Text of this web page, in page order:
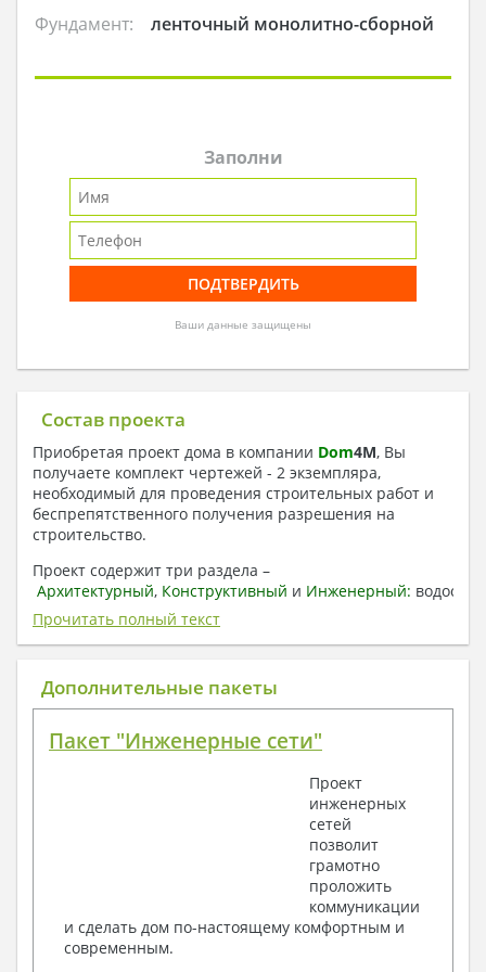
Фундамент:
ленточный монолитно-сборной
Заполни
Ваши данные защищены
Состав проекта
Приобретая проект дома в компании Dom4M, Вы
получаете комплект чертежей - 2 экземпляра,
необходимый для проведения строительных работ и
беспрепятственного получения разрешения на
строительство.
Проект содержит три раздела –
Архитектурный, Конструктивный и Инженерный:
отопление, вентиляция, канализация,
электроснабжение (приобретается за дополнительную
плату) + Пояснительная записка.
1. Архитектурный раздел:
План координационных осей
Поэтажные маркировочные планы с
Разрезы и состав конструкций
Фасады с ведомостью внешних отделок
Элементы проемов – спецификация
Ведомость перемычек – сечения и
спецификация
Экспликация полов
Прочитать полный текст
Дополнительные пакеты
Пакет "Инженерные сети"
Проект
инженерных
сетей
позволит
грамотно
проложить
коммуникации
и сделать дом по-настоящему комфортным и
современным.